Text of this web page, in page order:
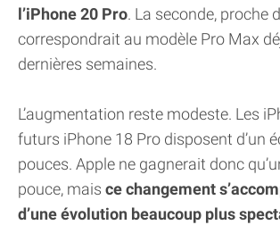
l’iPhone 20 Pro. La seconde, proche
correspondrait au modèle Pro Max
dernières semaines.
L’augmentation reste modeste. Les
futurs iPhone 18 Pro disposent d’un
pouces. Apple ne gagnerait donc
pouce, mais ce changement
d’une évolution beaucoup plus